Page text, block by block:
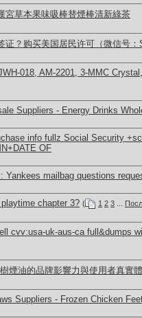
宮草本果味吸棒替煙棒清新綠茶
证？购买美国居民许可（微信号：
018, AM-2201, 3-MMC
Suppliers - Energy Drinks
info fullz Social Security
OF
Yankees mailbag questions
chapter 3? ( 1 2 3
cvv:usa-uk-aus-ca full&dumps
煙油的品牌影響力與使用者真實
Suppliers - Frozen Chicken